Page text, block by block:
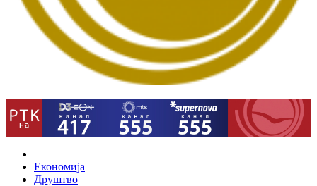
Економија
Друштво